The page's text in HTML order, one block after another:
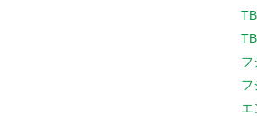
フ
フ
エ